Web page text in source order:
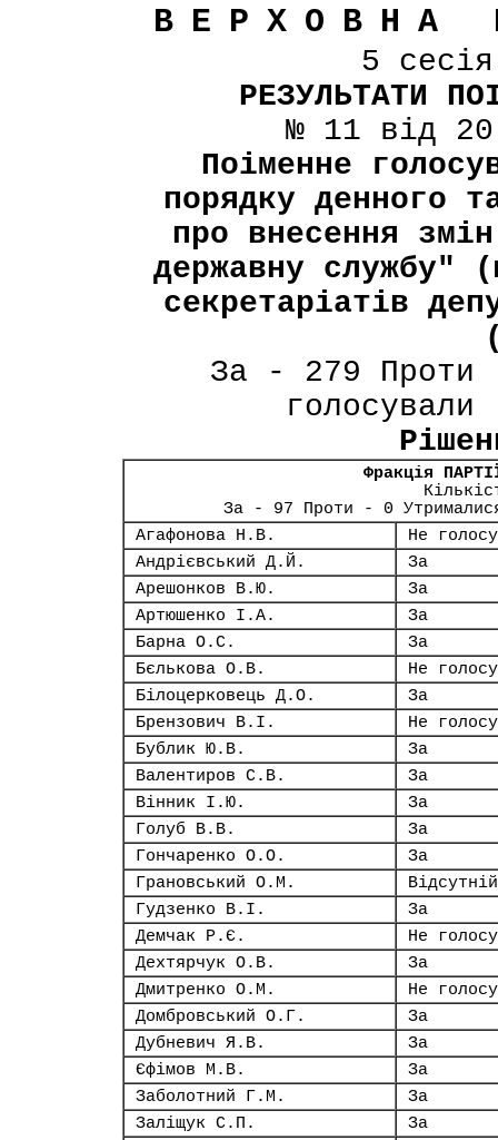
ВЕРХОВНА
5
РЕЗУЛЬТАТИ
№ 11 від
Поіменне
порядку денного
про внесення
державну службу"
секретаріатів
За - 279 Проти
Фракція
За - 97 Проти - 0
Агафонова Н.В.
Не
Андрієвський Д.Й.
За
Арешонков В.Ю.
За
Артюшенко І.А.
За
Барна О.С.
За
Бєлькова О.В.
Не
Білоцерковець Д.О.
За
Брензович В.І.
Не
Бублик Ю.В.
За
Валентиров С.В.
За
Вінник І.Ю.
За
Голуб В.В.
За
Гончаренко О.О.
За
Грановський О.М.
Відсутній
Гудзенко В.І.
За
Демчак Р.Є.
Не
Дехтярчук О.В.
За
Дмитренко О.М.
Не
Домбровський О.Г.
За
Дубневич Я.В.
За
Єфімов М.В.
За
Заболотний Г.М.
За
Заліщук С.П.
За